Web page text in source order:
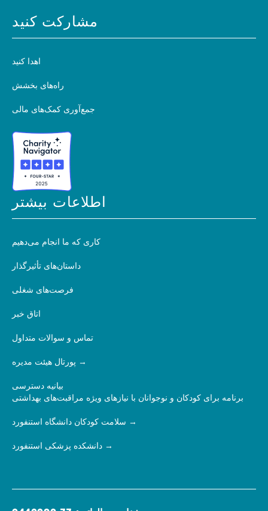
مشارکت کنید
اهدا کنید
راه‌های بخشش
جمع‌آوری کمک‌های مالی
اطلاعات بیشتر
کاری که ما انجام می‌دهیم
داستان‌های تأثیرگذار
فرصت‌های شغلی
اتاق خبر
تماس و سوالات متداول
پورتال هیئت مدیره
بیانیه دسترسی
برنامه برای کودکان و نوجوانان با نیازهای ویژه مراقبت‌های بهداشتی
سلامت کودکان دانشگاه استنفورد
دانشکده پزشکی استنفورد